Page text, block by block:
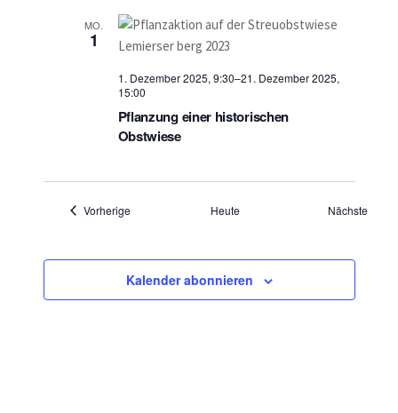
MO.
1
Pflanzung einer historischen
Obstwiese
1. Dezember 2025, 9:30–21. Dezember 2025,
15:00
VorherigeVeranstaltungen Heute Nächste
Kalender abonnieren